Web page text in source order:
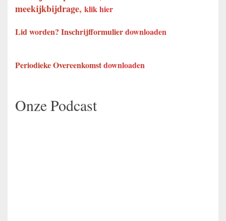
meekijkbijdrage, klik hier
Lid worden? Inschrijfformulierdownloaden
Periodieke Overeenkomstdownloaden
Onze Podcast